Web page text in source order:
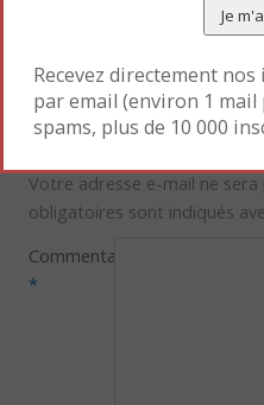
Le maître de Raphaël ?
Laisser un
Votre adresse e-mail ne sera
obligatoires sont indiqués
Commentaire
*
Recevez directement
par email (environ 1 mail
spams, plus de 10 000